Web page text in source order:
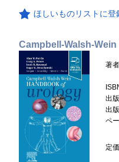
ほしいものリストに登
Campbell-Walsh-
著者
出
出
ペ
定価